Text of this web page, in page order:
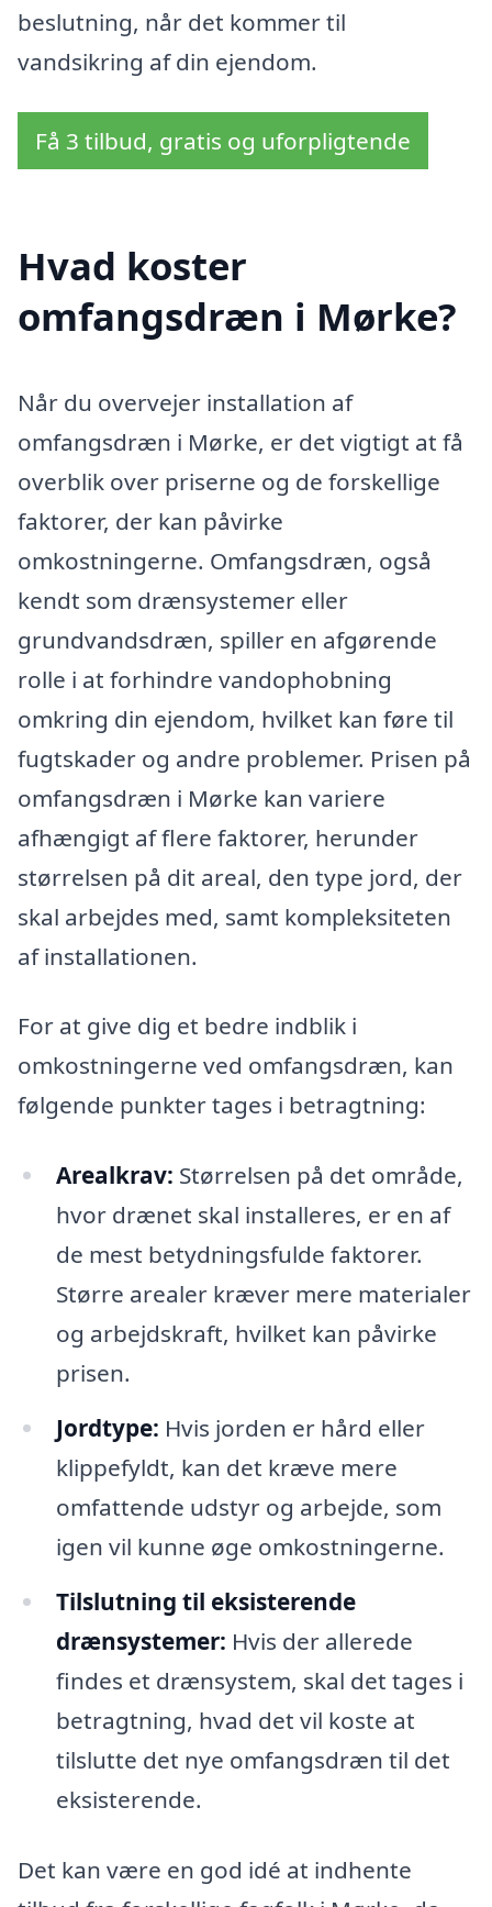
beslutning, når det kommer til
vandsikring af din ejendom.
Få 3 tilbud, gratis og uforpligtende
Hvad koster
omfangsdræn i Mørke?
Når du overvejer installation af
omfangsdræn i Mørke, er det vigtigt at få
overblik over priserne og de forskellige
faktorer, der kan påvirke
omkostningerne. Omfangsdræn, også
kendt som drænsystemer eller
grundvandsdræn, spiller en afgørende
rolle i at forhindre vandophobning
omkring din ejendom, hvilket kan føre til
fugtskader og andre problemer. Prisen på
omfangsdræn i Mørke kan variere
afhængigt af flere faktorer, herunder
størrelsen på dit areal, den type jord, der
skal arbejdes med, samt kompleksiteten
af installationen.
For at give dig et bedre indblik i
omkostningerne ved omfangsdræn, kan
følgende punkter tages i betragtning:
Arealkrav: Størrelsen på det område,
hvor drænet skal installeres, er en af
de mest betydningsfulde faktorer.
Større arealer kræver mere materialer
og arbejdskraft, hvilket kan påvirke
prisen.
Jordtype: Hvis jorden er hård eller
klippefyldt, kan det kræve mere
omfattende udstyr og arbejde, som
igen vil kunne øge omkostningerne.
Tilslutning til eksisterende
drænsystemer: Hvis der allerede
findes et drænsystem, skal det tages i
betragtning, hvad det vil koste at
tilslutte det nye omfangsdræn til det
eksisterende.
Det kan være en god idé at indhente